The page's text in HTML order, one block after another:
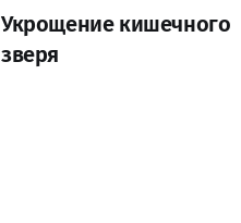
Укрощение кишечного
зверя